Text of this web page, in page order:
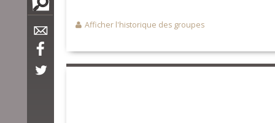
Afficher l'historique des groupes